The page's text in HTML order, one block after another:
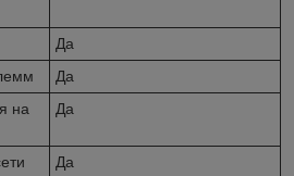
Да
Да
на
Да
Да